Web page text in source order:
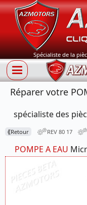
Spécialiste de la
Réparer votre
spécialiste des
⟪Retour REV 80 17
POMPE A EAU